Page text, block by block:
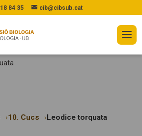
84 35 cib@cibsub.cat
10. Cucs Leodice torquata